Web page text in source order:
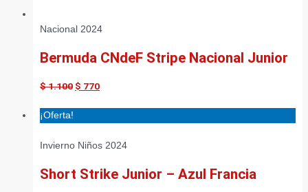
Nacional 2024
Bermuda CNdeF Stripe Nacional Junior
$1.100 $ 770
¡Oferta!
Invierno Niños 2024
Short Strike Junior – Azul Francia